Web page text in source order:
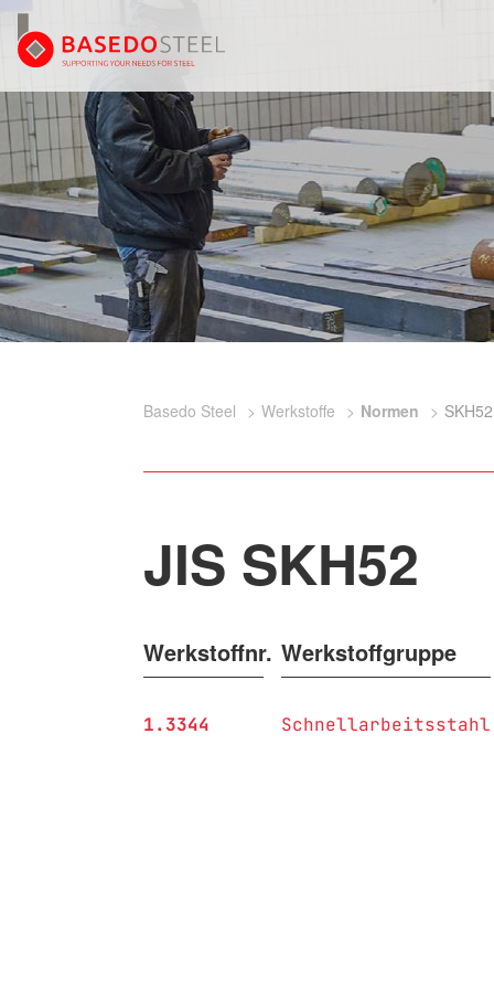
Basedo Steel Werkstoffe Normen SKH52
JIS SKH52
Werkstoffnr. Werkstoffgruppe
1.3344 Schnellarbeitsstahl